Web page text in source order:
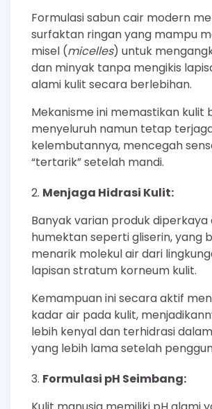
Formulasi sabun cair modern
surfaktan ringan yang mampu
misel (micelles) untuk
dan minyak tanpa mengikis
alami kulit secara berlebihan.
Mekanisme ini memastikan kulit
menyeluruh namun tetap
kelembutannya, mencegah
“tertarik” setelah mandi.
Menjaga Hidrasi Kulit:
Banyak varian produk diperkaya
humektan seperti gliserin, yang
menarik molekul air dari
lapisan stratum korneum kulit.
Kemampuan ini secara aktif
kadar air pada kulit,
lebih kenyal dan terhidrasi
yang lebih lama setelah
Formulasi pH Seimbang: